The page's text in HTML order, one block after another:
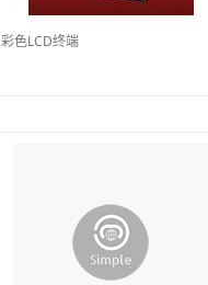
彩色LCD终端